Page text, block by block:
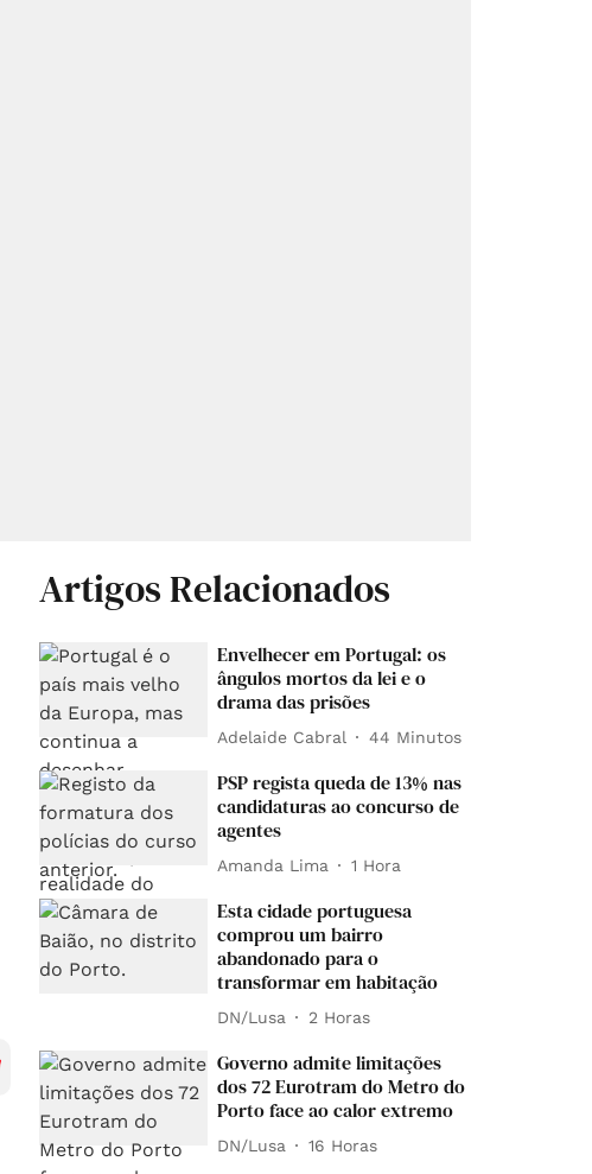
Artigos Relacionados
Envelhecer em Portugal: os
ângulos mortos da lei e o
drama das prisões
Adelaide Cabral 44 Minutos
PSP regista queda de 13% nas
candidaturas ao concurso de
agentes
Amanda Lima 1 Hora
Esta cidade portuguesa
comprou um bairro
abandonado para o
transformar em habitação
DN/Lusa 2 Horas
Governo admite limitações
dos 72 Eurotram do Metro do
Porto face ao calor extremo
DN/Lusa 16 Horas